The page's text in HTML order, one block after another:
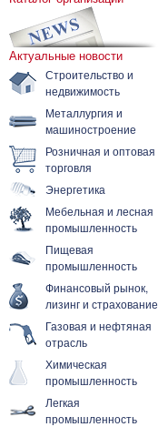
Актуальные новости
Строительство и
недвижимость
Металлургия и
машиностроение
Розничная и оптовая
торговля
Энергетика
Мебельная и лесная
промышленность
Пищевая
промышленность
Финансовый рынок,
лизинг и страхование
Газовая и нефтяная
отрасль
Химическая
промышленность
Легкая
промышленность